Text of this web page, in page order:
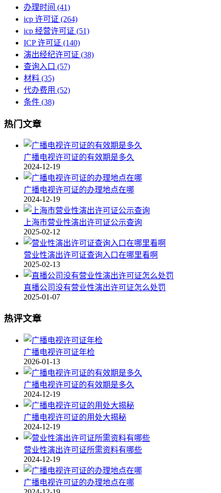
办理时间 (41)
icp 许可证 (264)
icp 经营许可证 (51)
ICP 许可证 (140)
演出经纪许可证 (38)
查询入口 (57)
材料 (35)
代办费用 (52)
条件 (38)
热门文章
广播电视许可证的有效期是多久
2024-12-19
广播电视许可证的办理地点在哪
2024-12-19
上海市营业性演出许可证公示查询
2025-02-12
营业性演出许可证查询入口在哪里看啊
2025-02-13
直播公司没有营业性演出许可证怎么处罚
2025-01-07
热评文章
广播电视许可证年检
2026-01-13
广播电视许可证的有效期是多久
2024-12-19
广播电视许可证的用处大揭秘
2024-12-19
营业性演出许可证所需资料有哪些
2024-12-19
广播电视许可证的办理地点在哪